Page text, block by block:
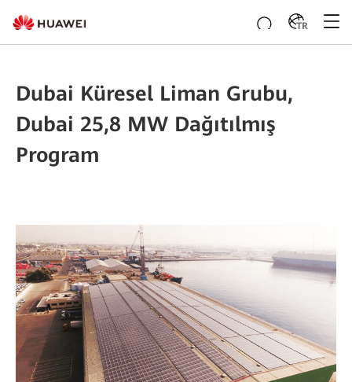
TR
Dubai Küresel Liman Grubu,
Dubai 25,8 MW Dağıtılmış
Program